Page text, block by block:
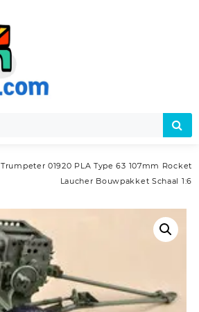
Trumpeter 01920 PLA Type 63 107mm Rocket
Laucher Bouwpakket Schaal 1:6